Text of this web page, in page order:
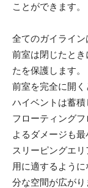
ことができます。
全てのガイライン
前室は閉じたと
たを保護します。
前室を完全に開く
ハイベントは蓄積
フローティング
よるダメージも最
スリーピングエ
用に適するよう
分な空間が広がり